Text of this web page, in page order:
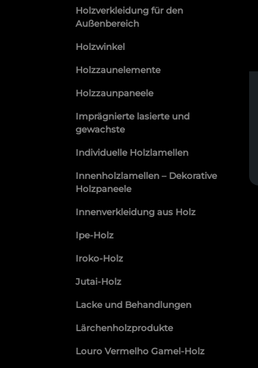
Holzverkleidung für den
Außenbereich
Holzwinkel
Holzzaunelemente
Holzzaunpaneele
Imprägnierte lasierte und
gewachste
Individuelle Holzlamellen
Innenholzlamellen – Dekorative
Holzpaneele
Innenverkleidung aus Holz
Ipe-Holz
Iroko-Holz
Jutai-Holz
Lacke und Behandlungen
Lärchenholzprodukte
Louro Vermelho Gamel-Holz